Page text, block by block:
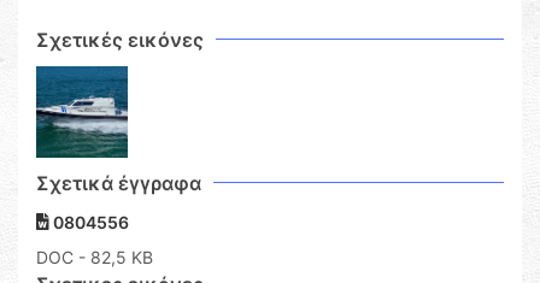
Σχετικές εικόνες
Σχετικά έγγραφα
0804556
DOC - 82,5 KB